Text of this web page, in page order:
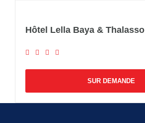
Hôtel Lella Baya & Thalasso
SUR DEMANDE